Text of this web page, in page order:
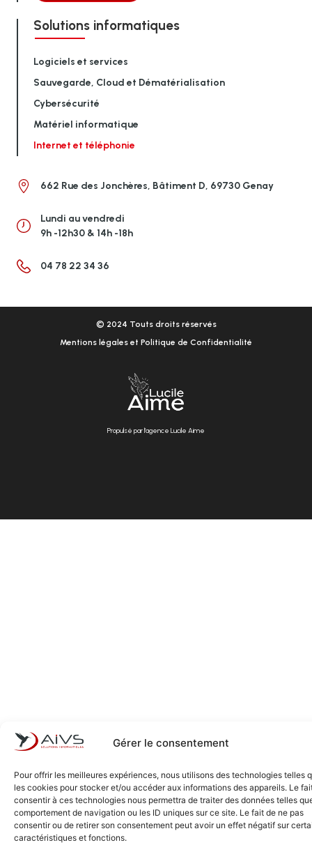
Gérer le consentement
Pour offrir les meilleures expériences, nous utilisons des technologies telles
les cookies pour stocker et/ou accéder aux informations des appareils. Le
consentir à ces technologies nous permettra de traiter des données telles
comportement de navigation ou les ID uniques sur ce site. Le fait de ne pas
consentir ou de retirer son consentement peut avoir un effet négatif sur
caractéristiques et fonctions.
Solutions informatiques
Logiciels et services
Sauvegarde, Cloud et Dématérialisation
Cybersécurité
Matériel informatique
Internet et téléphonie
662 Rue des Jonchères, Bâtiment D, 69730 Genay
Lundi au vendredi
9h -12h30 & 14h -18h
04 78 22 34 36
© 2024 Touts droits réservés
Mentions légales et Politique de Confidentialité
Propulsé par l’agence Lucile Aime